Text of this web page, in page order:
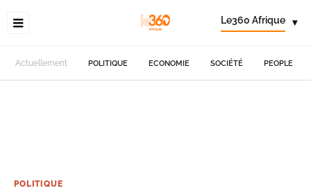
Le360 Afrique ▾
Actuellement POLITIQUE ECONOMIE SOCIÉTÉ PEOPLE
POLITIQUE